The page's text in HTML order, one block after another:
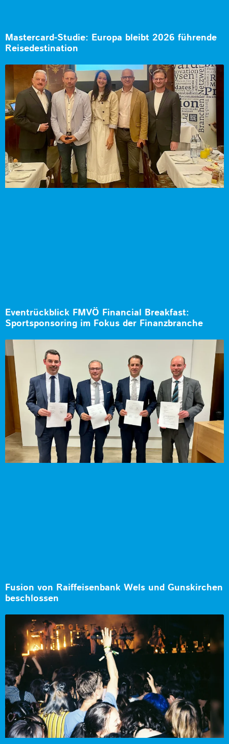
Mastercard-Studie: Europa bleibt 2026 führende
Reisedestination
Eventrückblick FMVÖ Financial Breakfast:
Sportsponsoring im Fokus der Finanzbranche
Fusion von Raiffeisenbank Wels und Gunskirchen
beschlossen